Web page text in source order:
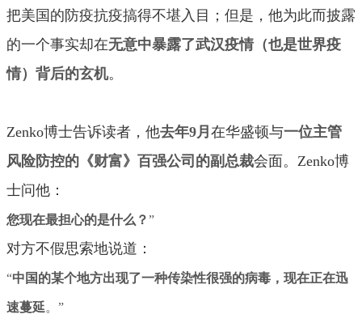
把美国的防疫抗疫搞得不堪入目；但是，他为此而披露
的一个事实却在无意中暴露了武汉疫情（也是世界疫
情）背后的玄机。
Zenko博士告诉读者，他去年9月 在华盛顿与一位主管
风险防控的《财富》百强公司的副总裁会面。Zenko博
士问他：
您现在最担心的是什么？”
对方不假思索地说道：
“中国的某个地方出现了一种传染性很强的病毒，现在正在迅
速蔓延。 ”